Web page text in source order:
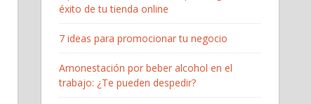
éxito de tu tienda online
7 ideas para promocionar tu negocio
Amonestación por beber alcohol en el
trabajo: ¿Te pueden despedir?